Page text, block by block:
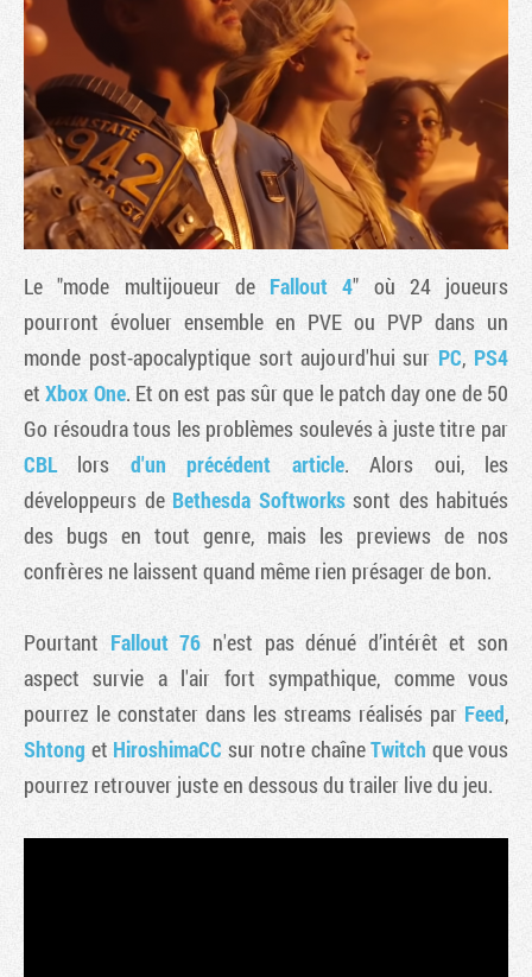
Le "mode multijoueur de Fallout 4" où 24 joueurs
pourront évoluer ensemble en PVE ou PVP dans un
monde post-apocalyptique sort aujourd'hui sur PC, PS4
etXbox One. Et on est pas sûr que le patch day one de 50
Go résoudra tous les problèmes soulevés à juste titre par
CBLlors d'un précédent article. Alors oui, les
développeurs de Bethesda Softworkssont des habitués
des bugs en tout genre, mais les previews de nos
confrères ne laissent quand même rien présager de bon.
Pourtant Fallout 76 n'est pas dénué d’intérêt et son
aspect survie a l'air fort sympathique, comme vous
pourrez le constater dans les streams réalisés par Feed,
Shtong et HiroshimaCC sur notre chaîneTwitch que vous
pourrez retrouver juste en dessous du trailer live du jeu.